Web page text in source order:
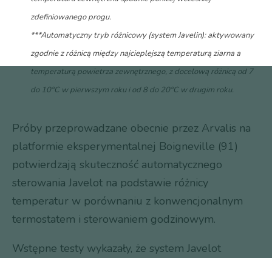
zdefiniowanego progu.
***Automatyczny tryb różnicowy (system Javelin): aktywowany
zgodnie z różnicą między najcieplejszą temperaturą ziarna a
temperaturą powietrza zewnętrznego, z docelową różnicą od 7
do 10°C w pierwszym roku i od 8 do 20°C w drugim roku.
Próby przeprowadzane obecnie przez Arvalis na
platformie eksperymentalnej Boigneville (91)
potwierdzają skuteczność automatycznego
sterowania Javelot na podstawie różnicy
temperatur w porównaniu z konwencjonalnym
termostatem i sterowaniem godzinowym.
Wstępne testy wykazały, że system Javelot